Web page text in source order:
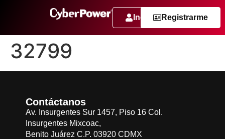
IngresarRegistrarme
32799
Contáctanos
Av. Insurgentes Sur 1457, Piso 16 Col.
Insurgentes Mixcoac,
Benito Juárez C.P. 03920 CDMX